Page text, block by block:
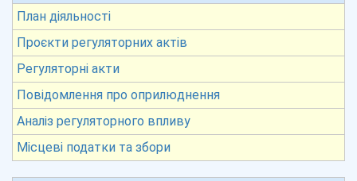
План діяльності
Проєкти регуляторних актів
Регуляторні акти
Повідомлення про оприлюднення
Аналіз регуляторного впливу
Місцеві податки та збори